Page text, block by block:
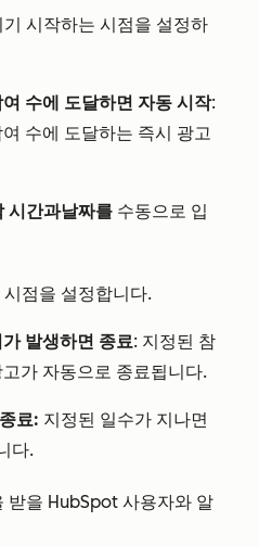
시작하는 시점을 설정하
수에 도달하면 자동 시작:
수에 도달하는 즉시 광고
시간과날짜를 수동으로 입
점을 설정합니다.
발생하면 종료: 지정된 참
가 자동으로 종료됩니다.
료: 지정된 일수가 지나면
다.
받을 HubSpot 사용자와 알